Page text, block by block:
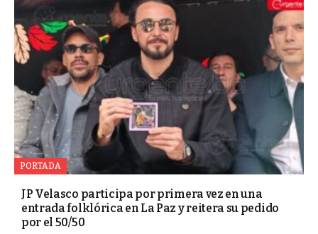
PORTADA
JP Velasco participa por primera vez en una
entrada folklórica en La Paz y reitera su pedido
por el 50/50